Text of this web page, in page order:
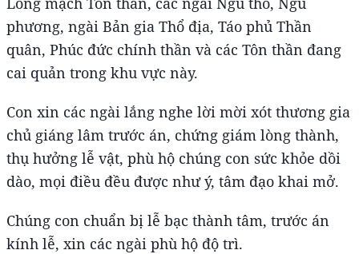
phương, ngài Bản gia Thổ địa, ​Táo phủ Thần
quân, Phúc đức chính thần và các Tôn thần đang
cai quản trong khu vực này.
Con xin các ngài lắng nghe lời mời xót thương gia
chủ giáng lâm trước án, chứng giám lòng thành,
thụ hưởng lễ vật, phù hộ chúng con sức khỏe dồi
dào, mọi điều đều được như ý, tâm đạo khai mở.
Chúng con chuẩn bị lễ bạc thành tâm, trước án
kính lễ, xin các ngài phù hộ độ trì.